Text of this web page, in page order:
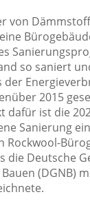
von
so saniert
der
2015
dafür ist die
Sanierung
Rockwool-
die Deutsche
(DGNB)